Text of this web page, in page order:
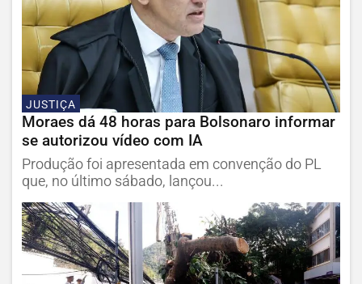
JUSTIÇA
Moraes dá 48 horas para Bolsonaro informar
se autorizou vídeo com IA
Produção foi apresentada em convenção do PL
que, no último sábado, lançou...